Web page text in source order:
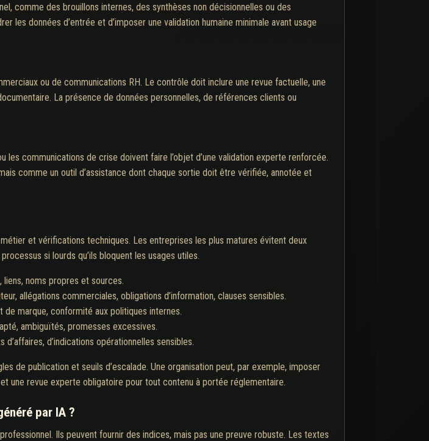
comme des brouillons internes, des synthèses non décisionnelles ou des
les données d’entrée et d’imposer une validation humaine minimale avant usage
ou de communications RH. Le contrôle doit inclure une revue factuelle, une
La présence de données personnelles, de références clients ou
communications de crise doivent faire l’objet d’une validation experte renforcée.
comme un outil d’assistance dont chaque sortie doit être vérifiée, annotée et
et vérifications techniques. Les entreprises les plus matures évitent deux
si lourds qu’ils bloquent les usages utiles.
noms propres et sources.
allégations commerciales, obligations d’information, clauses sensibles.
marque, conformité aux politiques internes.
ambiguïtés, promesses excessives.
d’indications opérationnelles sensibles.
de publication et seuils d’escalade. Une organisation peut, par exemple, imposer
une revue experte obligatoire pour tout contenu à portée réglementaire.
par IA ?
Ils peuvent fournir des indices, mais pas une preuve robuste. Les textes